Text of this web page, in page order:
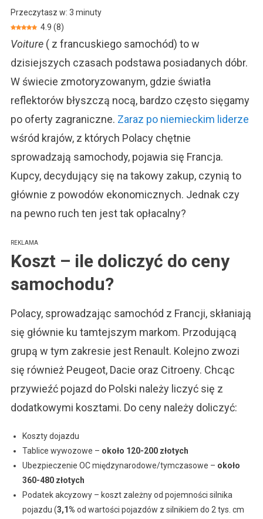
Samochody,
Kupować?
Przeczytasz w: 3 minuty
4.9 (8)
Voiture ( z francuskiego samochód) to w
dzisiejszych czasach podstawa posiadanych dóbr.
W świecie zmotoryzowanym, gdzie światła
reflektorów błyszczą nocą, bardzo często sięgamy
po oferty zagraniczne. Zaraz po niemieckim liderze
wśród krajów, z których Polacy chętnie
sprowadzają samochody, pojawia się Francja.
Kupcy, decydujący się na takowy zakup, czynią to
głównie z powodów ekonomicznych. Jednak czy
na pewno ruch ten jest tak opłacalny?
REKLAMA
Koszt – ile doliczyć do ceny
samochodu?
Polacy, sprowadzając samochód z Francji, skłaniają
się głównie ku tamtejszym markom. Przodującą
grupą w tym zakresie jest Renault. Kolejno zwozi
się również Peugeot, Dacie oraz Citroeny. Chcąc
przywieźć pojazd do Polski należy liczyć się z
dodatkowymi kosztami. Do ceny należy doliczyć:
Koszty dojazdu
Tablice wywozowe – około 120-200 złotych
Ubezpieczenie OC międzynarodowe/tymczasowe – około
360-480 złotych
Podatek akcyzowy – koszt zależny od pojemności silnika
pojazdu (3,1% od wartości pojazdów z silnikiem do 2 tys. cm